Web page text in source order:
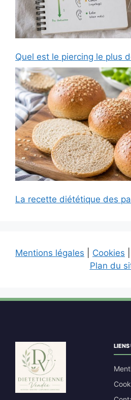
Quel est le piercing le plus
La recette diététique des
Mentions légales Cookies
Plan du
LIENS